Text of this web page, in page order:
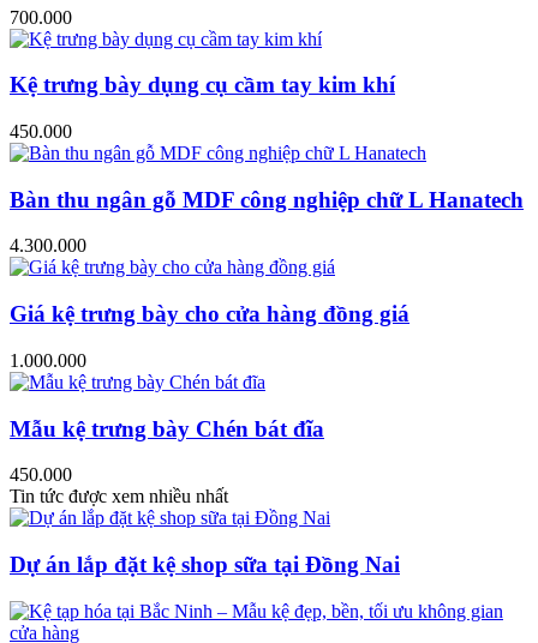
700.000
Kệ trưng bày dụng cụ cầm tay kim khí
450.000
Bàn thu ngân gỗ MDF công nghiệp chữ L Hanatech
4.300.000
Giá kệ trưng bày cho cửa hàng đồng giá
1.000.000
Mẫu kệ trưng bày Chén bát đĩa
450.000
Tin tức được xem nhiều nhất
Dự án lắp đặt kệ shop sữa tại Đồng Nai